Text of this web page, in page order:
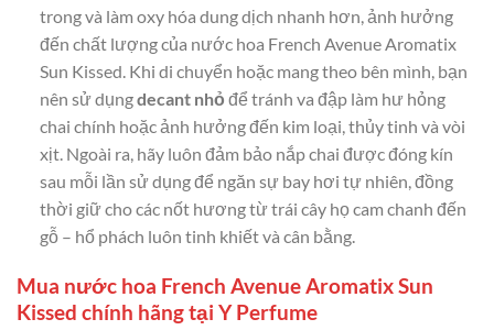
trong và làm oxy hóa dung dịch nhanh hơn, ảnh hưởng
đến chất lượng của nước hoa French Avenue Aromatix
Sun Kissed. Khi di chuyển hoặc mang theo bên mình, bạn
nên sử dụngdecant nhỏ để tránh va đập làm hư hỏng
chai chính hoặc ảnh hưởng đến kim loại, thủy tinh và vòi
xịt. Ngoài ra, hãy luôn đảm bảo nắp chai được đóng kín
sau mỗi lần sử dụng để ngăn sự bay hơi tự nhiên, đồng
thời giữ cho các nốt hương từ trái cây họ cam chanh đến
gỗ – hổ phách luôn tinh khiết và cân bằng.
Mua nước hoa French Avenue Aromatix Sun
Kissed chính hãng tại Y Perfume